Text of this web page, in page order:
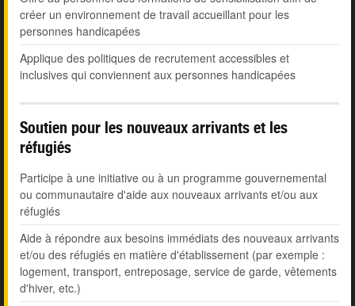
créer un environnement de travail accueillant pour les
personnes handicapées
Applique des politiques de recrutement accessibles et
inclusives qui conviennent aux personnes handicapées
Soutien pour les nouveaux arrivants et les
réfugiés
Participe à une initiative ou à un programme gouvernemental
ou communautaire d'aide aux nouveaux arrivants et/ou aux
réfugiés
Aide à répondre aux besoins immédiats des nouveaux arrivants
et/ou des réfugiés en matière d'établissement (par exemple :
logement, transport, entreposage, service de garde, vêtements
d'hiver, etc.)